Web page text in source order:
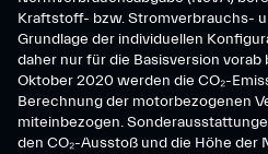
Kraftstoff- bzw. Stromverbrauchs-
Grundlage der individuellen
daher nur für die Basisversion
Oktober 2020 werden die CO₂-
Berechnung der motorbezogenen
miteinbezogen.
den CO₂-Ausstoß und die Höhe der